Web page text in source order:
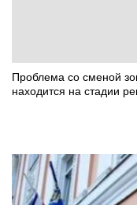
Проблема со сменой
находится на стадии